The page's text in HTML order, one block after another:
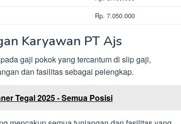
Rp. 7.050.000
Karyawan PT Ajs
gaji pokok yang tercantum di slip gaji,
dan fasilitas sebagai pelengkap.
Tegal 2025 - Semua Posisi